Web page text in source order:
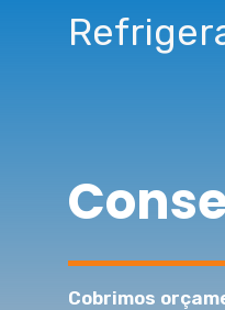
Cobrimos